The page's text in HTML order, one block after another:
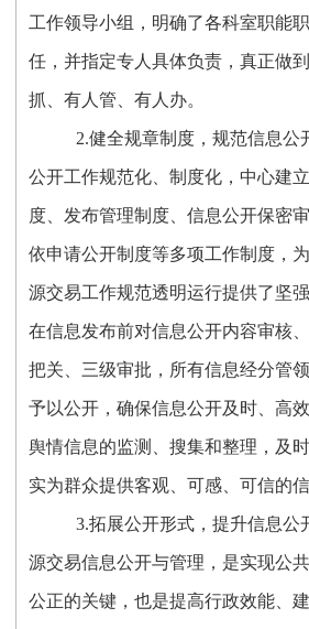
工作领导小组，明确了各科室职能
任，并指定专人具体负责，真正做
抓 、有人管、有人办。
2.健全规章制度，规范信息公
公开工作规范化、制度化，中心建
度、发布管理制度、信息公开保密
依申请公开制度等多项工作制度，
源交易工作规范透明运行提供了坚
在信息发布前对信息公开内容审核
把关、三级审批，所有信息经分管
予以公开，确保信息公开及时、高
舆情信息的监测、搜集和整理，及
实为群众提供客观、可感、可信的信
3.拓展公开形式，提升信息公
源交易信息公开与管理，是实现公
公正的关键，也是提高行政效能、